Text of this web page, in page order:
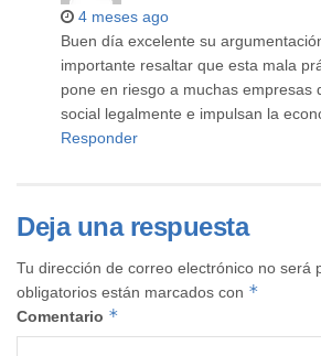
4 meses ago
Buen día excelente su
importante resaltar que esta mala
pone en riesgo a muchas empresas
social legalmente e impulsan la
Responder
Deja una respuesta
Tu dirección de correo electrónico no será
obligatorios están marcados con *
Comentario *